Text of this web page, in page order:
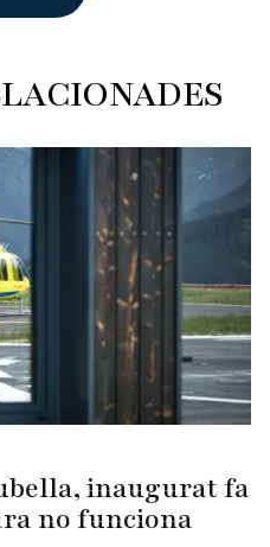
inaugurat fa
no funciona